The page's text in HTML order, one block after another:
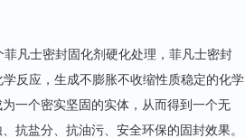
凡士密封固化剂硬化处理，菲凡士密封
反应，生成不膨胀不收缩性质稳定的化学
一个密实坚固的实体，从而得到一个无
抗盐分、抗油污、安全环保的固封效果。